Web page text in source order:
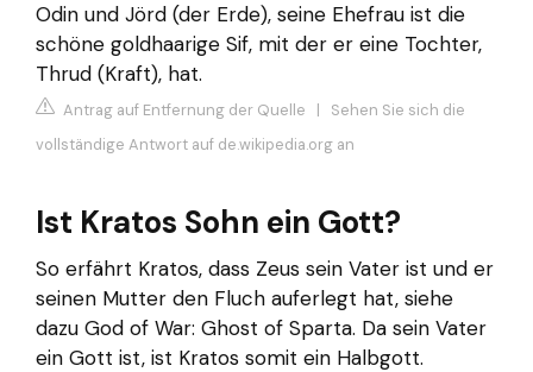
Odin und Jörd (der Erde), seine Ehefrau ist die
schöne goldhaarige Sif, mit der er eine Tochter,
Thrud (Kraft), hat.
Antrag auf Entfernung der Quelle | Sehen Sie sich die
vollständige Antwort auf de.wikipedia.org an
Ist Kratos Sohn ein Gott?
So erfährt Kratos, dass Zeus sein Vater ist und er
seinen Mutter den Fluch auferlegt hat, siehe
dazu God of War: Ghost of Sparta. Da sein Vater
ein Gott ist, ist Kratos somit ein Halbgott.